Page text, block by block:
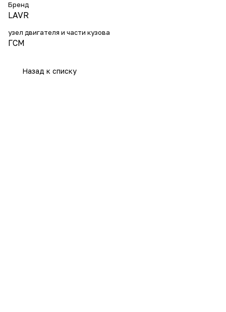
Бренд
LAVR
узел двигателя и части кузова
ГСМ
Назад к списку